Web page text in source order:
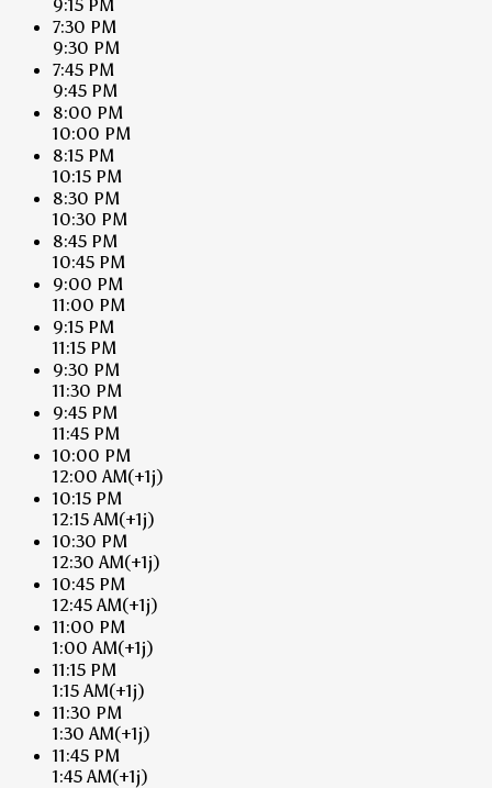
9:15 PM
7:30 PM
9:30 PM
7:45 PM
9:45 PM
8:00 PM
10:00 PM
8:15 PM
10:15 PM
8:30 PM
10:30 PM
8:45 PM
10:45 PM
9:00 PM
11:00 PM
9:15 PM
11:15 PM
9:30 PM
11:30 PM
9:45 PM
11:45 PM
10:00 PM
12:00 AM(+1j)
10:15 PM
12:15 AM(+1j)
10:30 PM
12:30 AM(+1j)
10:45 PM
12:45 AM(+1j)
11:00 PM
1:00 AM(+1j)
11:15 PM
1:15 AM(+1j)
11:30 PM
1:30 AM(+1j)
11:45 PM
1:45 AM(+1j)